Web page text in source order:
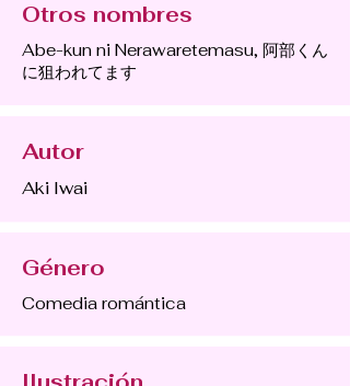
Otros nombres
Abe-kun ni Nerawaretemasu, 阿部くん
に狙われてます
Autor
Aki Iwai
Género
Comedia romántica